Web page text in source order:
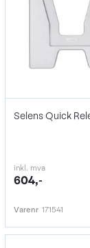
inkl. mva
604,-
Varenr 171541